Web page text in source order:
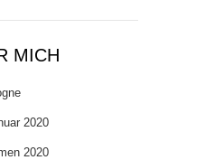
MICH
2020
2020